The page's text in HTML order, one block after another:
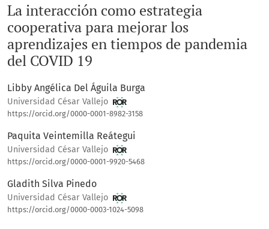
La interacción como estrategia
cooperativa para mejorar los
aprendizajes en tiempos de pandemia
del COVID 19
Libby Angélica Del Águila Burga
Universidad César Vallejo
https://orcid.org/0000-0001-8982-3158
Paquita Veintemilla Reátegui
Universidad César Vallejo
https://orcid.org/0000-0001-9920-5468
Gladith Silva Pinedo
Universidad César Vallejo
https://orcid.org/0000-0003-1024-5098